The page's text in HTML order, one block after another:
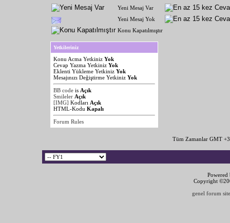
Yeni Mesaj Var
Yeni Mesaj Yok
Konu Kapatılmıştır
Yetkileriniz
Konu Acma Yetkiniz Yok
Cevap Yazma Yetkiniz Yok
Eklenti Yükleme Yetkiniz Yok
Mesajınızı Değiştirme Yetkiniz Yok
BB code is Açık
Smileler Açık
[IMG] Kodları Açık
HTML-Kodu Kapalı
Forum Rules
Tüm Zamanlar GMT
Copyright
genel forum